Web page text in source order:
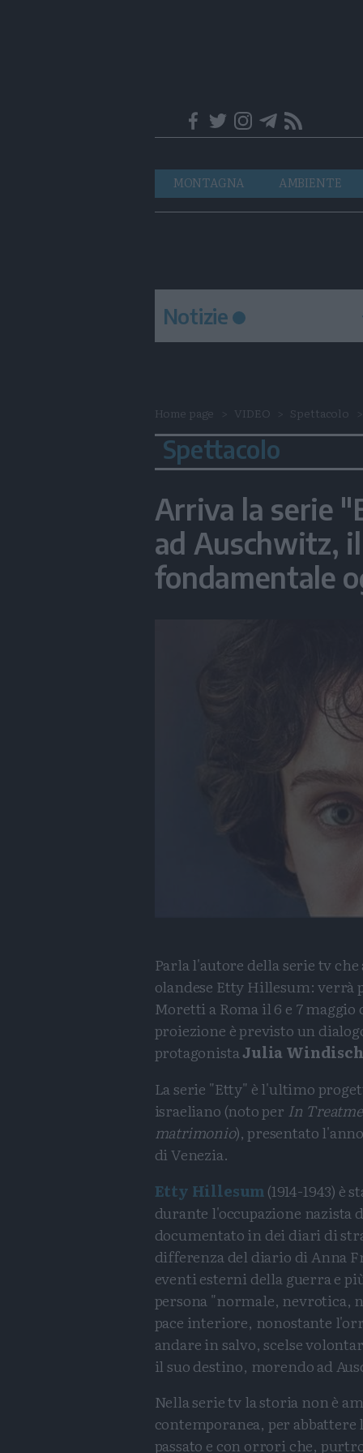
Navigazione
principale
MONTAGNA AMBIENTE
Notizie
Home page VIDEO Spettacolo
Spettacolo
Arriva la serie
ad Auschwitz,
fondamentale
Parla l'autore della serie tv
olandese Etty Hillesum: verrà
Moretti a Roma il 6 e 7
proiezione è previsto un
protagonistaJulia
La serie "Etty" è l'ultimo
israeliano (noto per In
matrimonio), presentato
di Venezia.
Etty Hillesum(1914-1943) è
durante l'occupazione
documentato in dei diari di
differenza del diario di Anna
eventi esterni della guerra e
persona "normale, nevrotica,
pace interiore, nonostante
andare in salvo, scelse
il suo destino, morendo ad
Nella serie tv la storia non è
contemporanea, per
passato e con orrori che,